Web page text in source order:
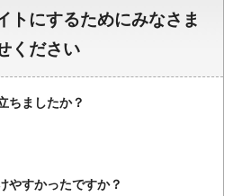
トにするためにみなさま
ください
ちましたか？
やすかったですか？